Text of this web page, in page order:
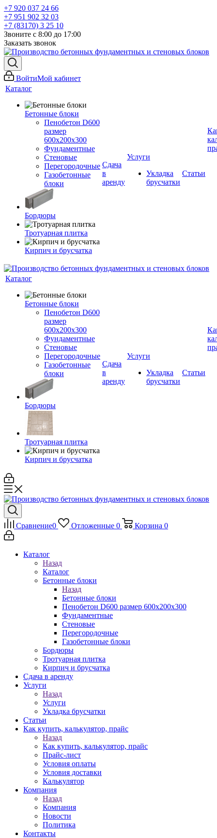
+7 920 037 24 66
+7 951 902 32 03
+7 (83170) 3 25 10
Звоните с 8:00 до 17:00
Заказать звонок
ВойтиМой кабинет
Каталог
Бетонные блоки
Пенобетон D600
размер
600х200х300
Фундаментные
Стеновые
Перегородочные
Газобетонные
блоки
Бордюры
Тротуарная плитка
Кирпич и брусчатка
Сдача
в
аренду
Услуги
Укладка
брусчатки
Статьи
Каталог
Бетонные блоки
Пенобетон D600
размер
600х200х300
Фундаментные
Стеновые
Перегородочные
Газобетонные
блоки
Бордюры
Тротуарная плитка
Кирпич и брусчатка
Сдача
в
аренду
Услуги
Укладка
брусчатки
Статьи
Сравнение0 Отложенные 0 Корзина 0
Каталог
Назад
Каталог
Бетонные блоки
Назад
Бетонные блоки
Пенобетон D600 размер 600х200х300
Фундаментные
Стеновые
Перегородочные
Газобетонные блоки
Бордюры
Тротуарная плитка
Кирпич и брусчатка
Сдача в аренду
Услуги
Назад
Услуги
Укладка брусчатки
Статьи
Как купить, калькулятор, прайс
Назад
Как купить, калькулятор, прайс
Прайс-лист
Условия оплаты
Условия доставки
Калькулятор
Компания
Назад
Компания
Новости
Политика
Контакты